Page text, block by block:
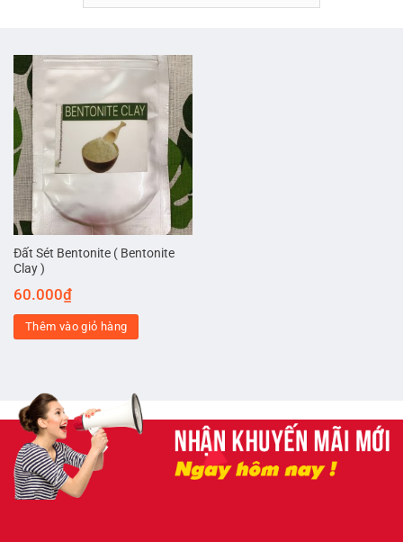
Đất Sét Bentonite ( Bentonite
Clay )
60.000₫
Thêm vào giỏ hàng